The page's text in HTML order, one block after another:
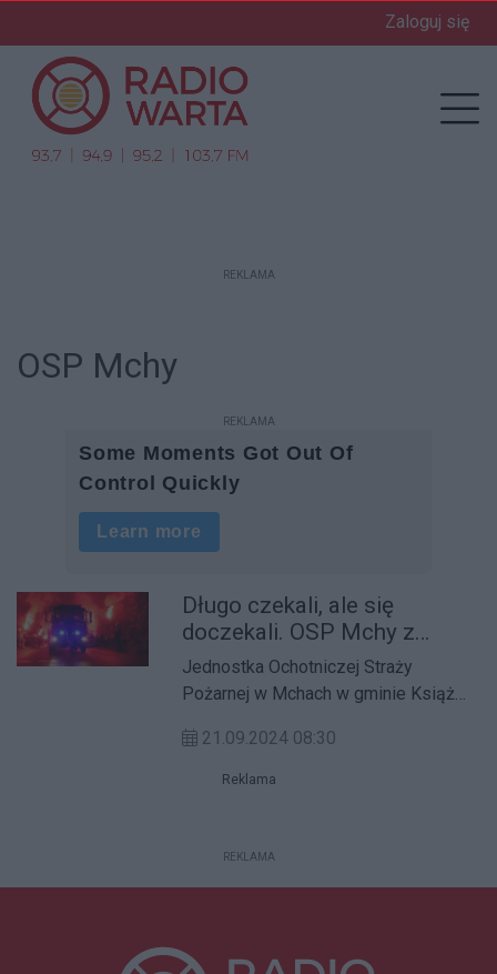
Zaloguj się
REKLAMA
OSP Mchy
REKLAMA
Długo czekali, ale się
doczekali. OSP Mchy z
nowym wozem bojowym
Jednostka Ochotniczej Straży
Pożarnej w Mchach w gminie Książ
samochodu. Wysłużonego "dziadka"
zamienili na znacznie młodszego
21.09.2024 08:30
Reklama
REKLAMA